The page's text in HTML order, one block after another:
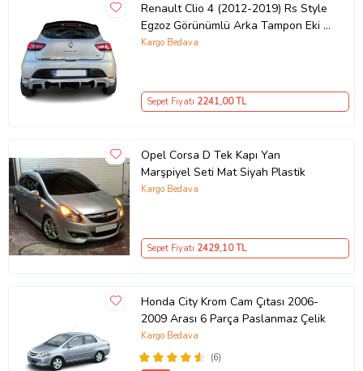
Renault Clio 4 (2012-2019) Rs Style
Egzoz Görünümlü Arka Tampon Eki -
Difüzör (Plastik)
Kargo Bedava
Sepet Fiyatı 2241,00 TL
Opel Corsa D Tek Kapı Yan
Marşpiyel Seti Mat Siyah Plastik
Kargo Bedava
Sepet Fiyatı 2429,10 TL
Honda City Krom Cam Çıtası 2006-
2009 Arası 6 Parça Paslanmaz Çelik
(6)
Kargo Bedava